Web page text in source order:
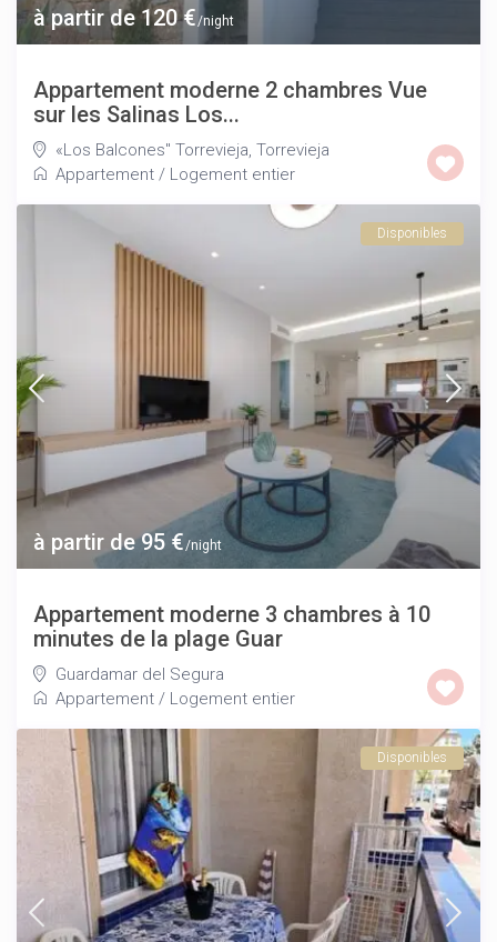
à partir de 120 €/night
Appartement moderne 2 chambres Vue
sur les Salinas Los...
«Los Balcones" Torrevieja,Torrevieja
Appartement / Logement entier
à partir de 95 €/night
Disponibles
Appartement moderne 3 chambres à 10
minutes de la plage Guar
Guardamar del Segura
Appartement / Logement entier
Disponibles